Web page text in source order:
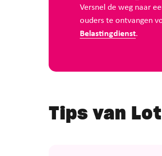
Versnel de weg naar
ouders te ontvangen
Belastingdienst.
Tips van